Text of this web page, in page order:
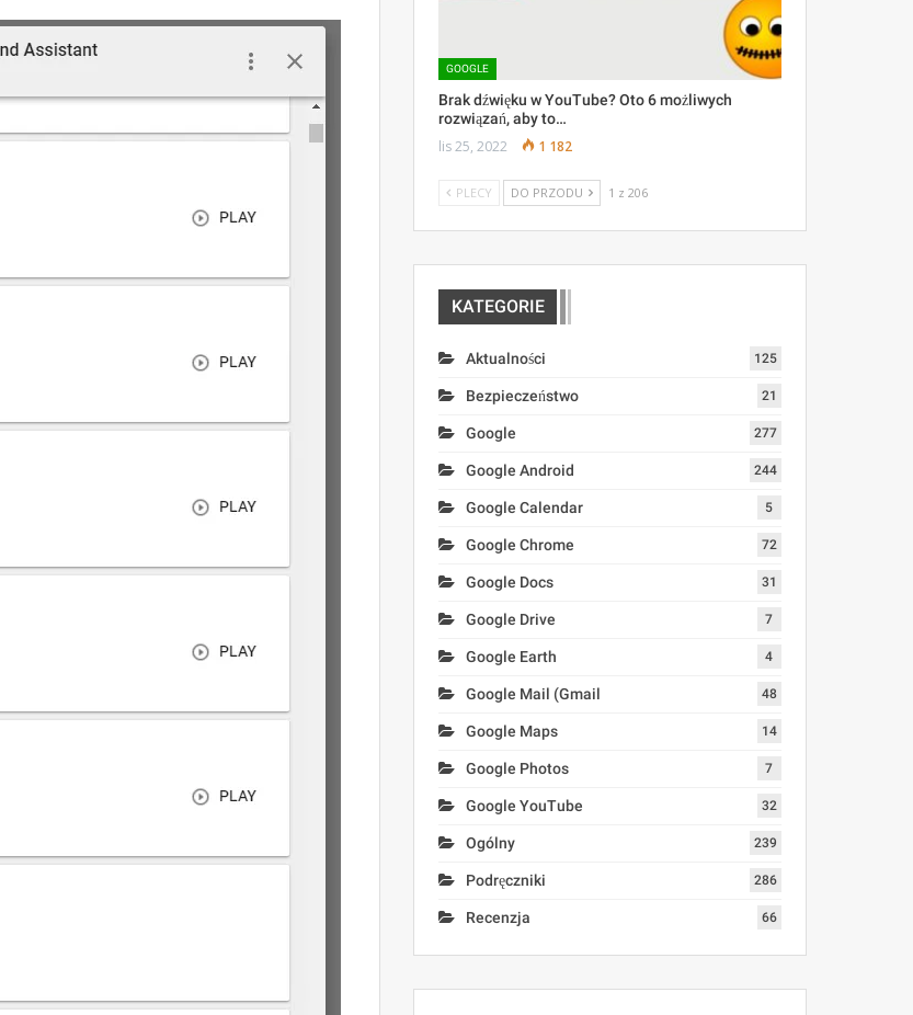
GOOGLE
Brak dźwięku w YouTube? Oto 6 możliwych
rozwiązań, aby to…
lis 25, 2022 1 182
PLECY DO PRZODU 1 z 206
KATEGORIE
Aktualności 125
Bezpieczeństwo 21
Google 277
Google Android 244
Google Calendar 5
Google Chrome 72
Google Docs 31
Google Drive 7
Google Earth 4
Google Mail (Gmail 48
Google Maps 14
Google Photos 7
Google YouTube 32
Ogólny 239
Podręczniki 286
Recenzja 66